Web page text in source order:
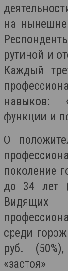
на
рутиной и
Каждый
навыков:
функции и
О
поколение
до 34 лет
среди
руб.